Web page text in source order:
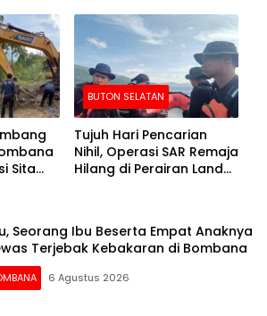
Sita
BUTON SELATAN
Tujuh Hari Pencarian
Nihil, Operasi SAR Remaja
Hilang di Perairan Lande
Seorang Ibu Beserta Empat Anaknya
Terjebak Kebakaran di Bombana
6 Agustus 2026